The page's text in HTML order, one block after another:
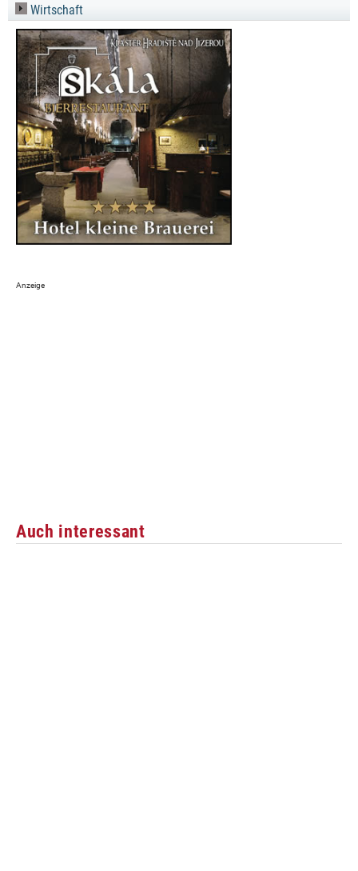
Wirtschaft
Auch interessant